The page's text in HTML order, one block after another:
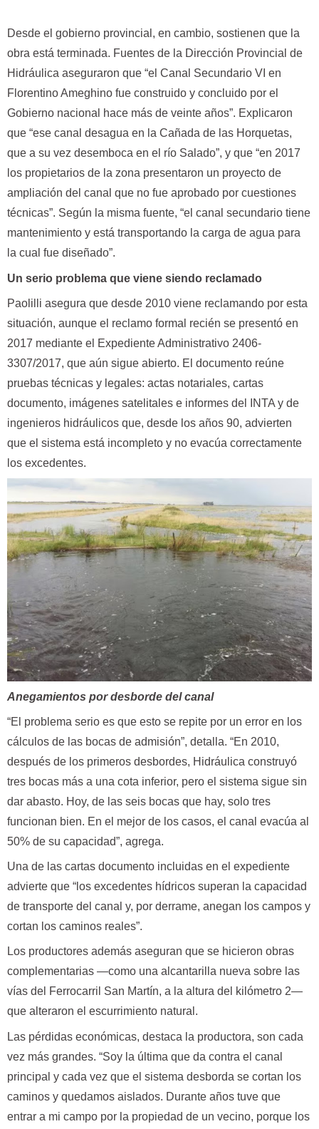
Desde el gobierno provincial, en cambio, sostienen que la
obra está terminada. Fuentes de la Dirección Provincial de
Hidráulica aseguraron que “el Canal Secundario VI en
Florentino Ameghino fue construido y concluido por el
Gobierno nacional hace más de veinte años”. Explicaron
que “ese canal desagua en la Cañada de las Horquetas,
que a su vez desemboca en el río Salado”, y que “en 2017
los propietarios de la zona presentaron un proyecto de
ampliación del canal que no fue aprobado por cuestiones
técnicas”. Según la misma fuente, “el canal secundario tiene
mantenimiento y está transportando la carga de agua para
la cual fue diseñado”.
Un serio problema que viene siendo reclamado
Paolilli asegura que desde 2010 viene reclamando por esta
situación, aunque el reclamo formal recién se presentó en
2017 mediante el Expediente Administrativo 2406-
3307/2017, que aún sigue abierto. El documento reúne
pruebas técnicas y legales: actas notariales, cartas
documento, imágenes satelitales e informes del INTA y de
ingenieros hidráulicos que, desde los años 90, advierten
que el sistema está incompleto y no evacúa correctamente
los excedentes.
Anegamientos por desborde del canal
“El problema serio es que esto se repite por un error en los
cálculos de las bocas de admisión”, detalla. “En 2010,
después de los primeros desbordes, Hidráulica construyó
tres bocas más a una cota inferior, pero el sistema sigue sin
dar abasto. Hoy, de las seis bocas que hay, solo tres
funcionan bien. En el mejor de los casos, el canal evacúa al
50% de su capacidad”, agrega.
Una de las cartas documento incluidas en el expediente
advierte que “los excedentes hídricos superan la capacidad
de transporte del canal y, por derrame, anegan los campos y
cortan los caminos reales”.
Los productores además aseguran que se hicieron obras
complementarias —como una alcantarilla nueva sobre las
vías del Ferrocarril San Martín, a la altura del kilómetro 2—
que alteraron el escurrimiento natural.
Las pérdidas económicas, destaca la productora, son cada
vez más grandes. “Soy la última que da contra el canal
principal y cada vez que el sistema desborda se cortan los
caminos y quedamos aislados. Durante años tuve que
entrar a mi campo por la propiedad de un vecino, porque los